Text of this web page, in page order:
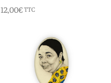
12,00€ TTC